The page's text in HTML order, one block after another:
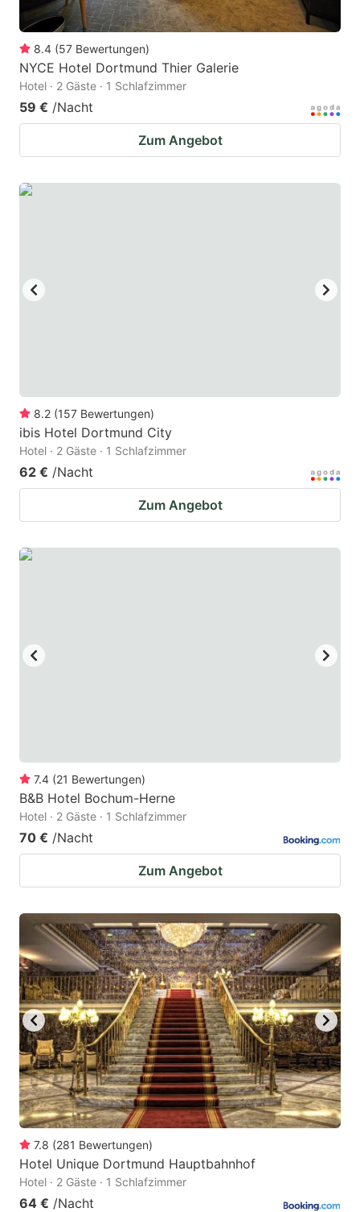
changing
dates.
changing
dates.
8.4 (57 Bewertungen)
NYCE Hotel Dortmund Thier Galerie
Hotel · 2 Gäste · 1 Schlafzimmer
59 € /Nacht
Zum Angebot
8.2 (157 Bewertungen)
ibis Hotel Dortmund City
Hotel · 2 Gäste · 1 Schlafzimmer
62 € /Nacht
Zum Angebot
7.4 (21 Bewertungen)
B&B Hotel Bochum-Herne
Hotel · 2 Gäste · 1 Schlafzimmer
70 € /Nacht
Zum Angebot
7.8 (281 Bewertungen)
Hotel Unique Dortmund Hauptbahnhof
Hotel · 2 Gäste · 1 Schlafzimmer
64 € /Nacht